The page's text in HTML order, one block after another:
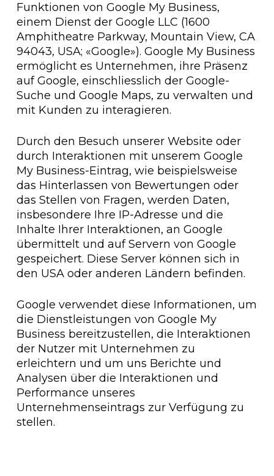
Funktionen von Google My Business,
einem Dienst der Google LLC (1600
Amphitheatre Parkway, Mountain View, CA
94043, USA; «Google»). Google My Business
ermöglicht es Unternehmen, ihre Präsenz
auf Google, einschliesslich der Google-
Suche und Google Maps, zu verwalten und
mit Kunden zu interagieren.
Durch den Besuch unserer Website oder
durch Interaktionen mit unserem Google
My Business-Eintrag, wie beispielsweise
das Hinterlassen von Bewertungen oder
das Stellen von Fragen, werden Daten,
insbesondere Ihre IP-Adresse und die
Inhalte Ihrer Interaktionen, an Google
übermittelt und auf Servern von Google
gespeichert. Diese Server können sich in
den USA oder anderen Ländern befinden.
Google verwendet diese Informationen, um
die Dienstleistungen von Google My
Business bereitzustellen, die Interaktionen
der Nutzer mit Unternehmen zu
erleichtern und um uns Berichte und
Analysen über die Interaktionen und
Performance unseres
Unternehmenseintrags zur Verfügung zu
stellen.